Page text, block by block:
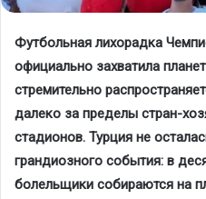
Футбольная лихорадка
официально захватила
стремительно
далеко за пределы стран-
стадионов. Турция не
грандиозного события: в
болельщики собираются на